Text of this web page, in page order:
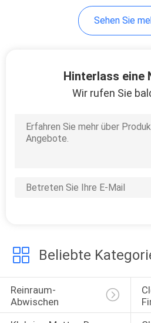
Putzlappen
Luftgebläse
Sehen Sie
Hinterlass eine
Wir rufen Sie
Beliebte
Reinraum-
Abwischen